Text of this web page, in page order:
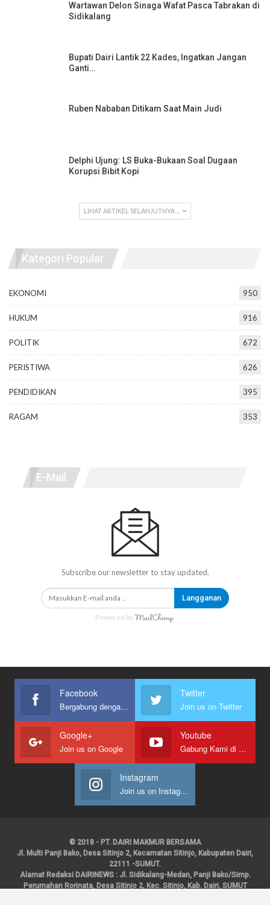
Wartawan Delon Sinaga Wafat Pasca Tabrakan di
Sidikalang
Bupati Dairi Lantik 22 Kades, Ingatkan Jangan
Ganti…
Ruben Nababan Ditikam Saat Main Judi
Delphi Ujung: LS Buka-Bukaan Soal Dugaan
Korupsi Bibit Kopi
LIHAT ARTIKEL SELANJUTNYA ...
Kategori Popular
EKONOMI 950
HUKUM 916
POLITIK 672
PERISTIWA 626
PENDIDIKAN 395
RAGAM 353
E-Mail
Subscribe our newsletter to stay updated.
Langganan
Powered by
Facebook
Bergabung dengan kami
Twitter
Join us on Twitter
Google+
Join us on Google
Youtube
Gabung Kami di Youtube
Instagram
Join us on Instagram
© 2018 - PT. DAIRI MAKMUR BERSAMA
Jl. Multi Panji Bako, Desa Sitinjo 2, Kecamatan Sitinjo, Kabupaten Dairi,
22111 -SUMUT.
Alamat Redaksi DAIRINEWS : Jl. Sidikalang-Medan, Panji Bako/Simp.
Perumahan Rorinata, Desa Sitinjo 2, Kec. Sitinjo, Kab. Dairi, SUMUT